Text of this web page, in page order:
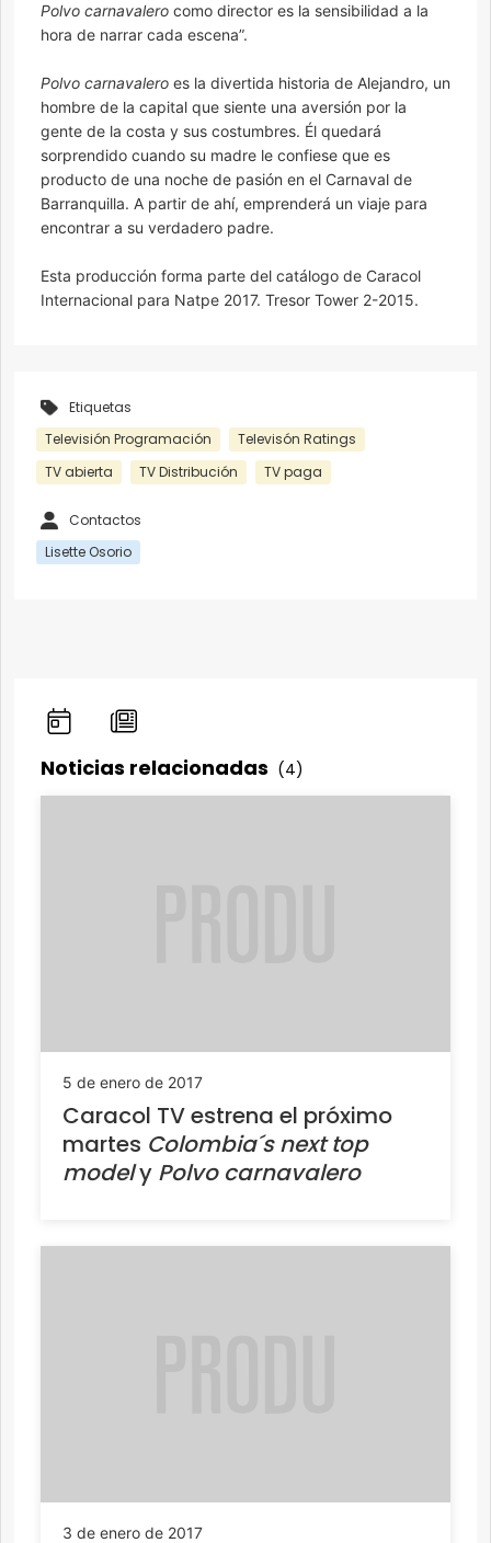
Polvo carnavalero como director es la sensibilidad a la
hora de narrar cada escena”.
Polvo carnavalero es la divertida historia de Alejandro, un
hombre de la capital que siente una aversión por la
gente de la costa y sus costumbres. Él quedará
sorprendido cuando su madre le confiese que es
producto de una noche de pasión en el Carnaval de
Barranquilla. A partir de ahí, emprenderá un viaje para
encontrar a su verdadero padre.
Esta producción forma parte del catálogo de Caracol
Internacional para Natpe 2017. Tresor Tower 2-2015.
Etiquetas
Televisión Programación
Televisón Ratings
TV abierta
TV Distribución TV paga
Contactos
Lisette Osorio
Noticias relacionadas (4)
5 de enero de 2017
Caracol TV estrena el próximo
martes Colombia´s next top
modely Polvo carnavalero
3 de enero de 2017